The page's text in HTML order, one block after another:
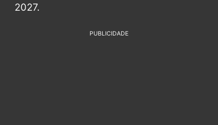
2027.
PUBLICIDADE